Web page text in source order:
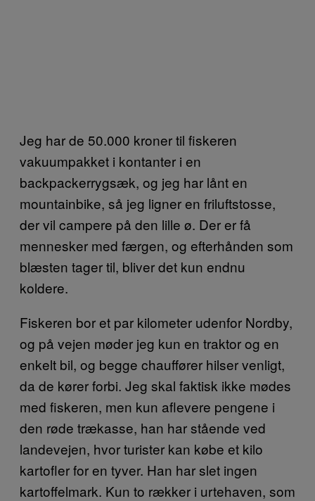
Jeg har de 50.000 kroner til fiskeren
vakuumpakket i kontanter i en
backpackerrygsæk, og jeg har lånt en
mountainbike, så jeg ligner en friluftstosse,
der vil campere på den lille ø. Der er få
mennesker med færgen, og efterhånden som
blæsten tager til, bliver det kun endnu
koldere.
Fiskeren bor et par kilometer udenfor Nordby,
og på vejen møder jeg kun en traktor og en
enkelt bil, og begge chauffører hilser venligt,
da de kører forbi. Jeg skal faktisk ikke mødes
med fiskeren, men kun aflevere pengene i
den røde trækasse, han har stående ved
landevejen, hvor turister kan købe et kilo
kartofler for en tyver. Han har slet ingen
kartoffelmark. Kun to rækker i urtehaven, som